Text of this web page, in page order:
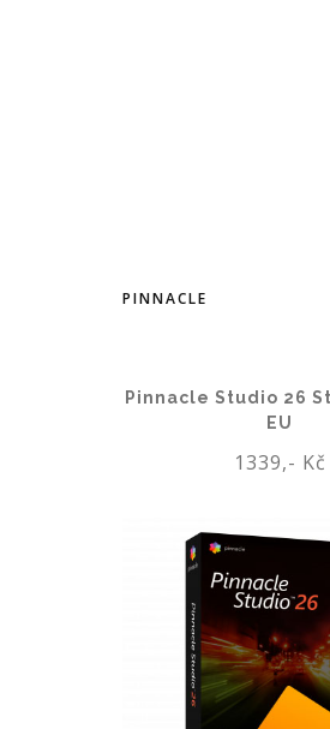
PINNACLE
Pinnacle Studio 26
EU
1339,- Kč